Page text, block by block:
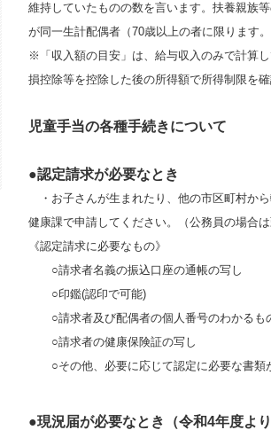
維持していたものの数を言います。扶養親族
が同一生計配偶者（70歳以上の者に限ります
※「収入額の目安」は、給与収入のみで計算
損控除等を控除した後の所得額で所得制限を確
児童手当の各種手続きについて
●認定請求が必要なとき
・お子さんが生まれたり、他の市区町村か
健康課で申請してください。（公務員の場合は
《認定請求に必要なもの》
○請求者名義の振込口座の通帳の写し
○印鑑(認印で可能)
○請求者及び配偶者の個人番号のわかるも
○請求者の健康保険証の写し
○その他、必要に応じて認定に必要な書類
●現況届が必要なとき（令和4年度よ